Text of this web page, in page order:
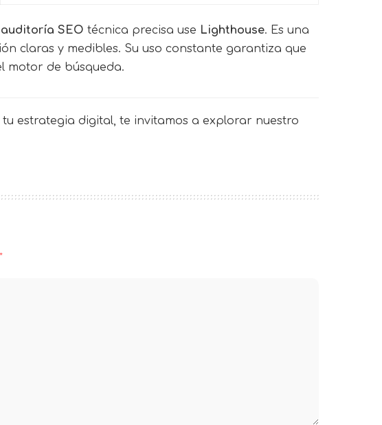
auditoría SEO técnica precisa use Lighthouse. Es una
claras y medibles. Su uso constante garantiza que
motor de búsqueda.
estrategia digital, te invitamos a explorar nuestro
*